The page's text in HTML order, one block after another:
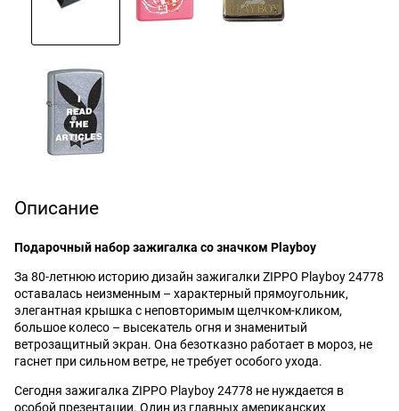
Описание
Подарочный набор зажигалка со значком Playboy
За 80-летнюю историю дизайн зажигалки ZIPPO Playboy 24778
оставалась неизменным – характерный прямоугольник,
элегантная крышка с неповторимым щелчком-кликом,
большое колесо – высекатель огня и знаменитый
ветрозащитный экран. Она безотказно работает в мороз, не
гаснет при сильном ветре, не требует особого ухода.
Сегодня зажигалка ZIPPO Playboy 24778 не нуждается в
особой презентации. Один из главных американских